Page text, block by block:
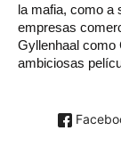
la mafia, como a
empresas
Gyllenhaal como
ambiciosas